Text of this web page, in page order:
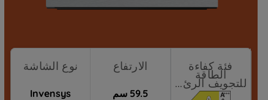
فئة كفاءة
الطاقة
للتجويف الرئ...
الارتفاع
59.5 سم
نوع الشاشة
Invensys